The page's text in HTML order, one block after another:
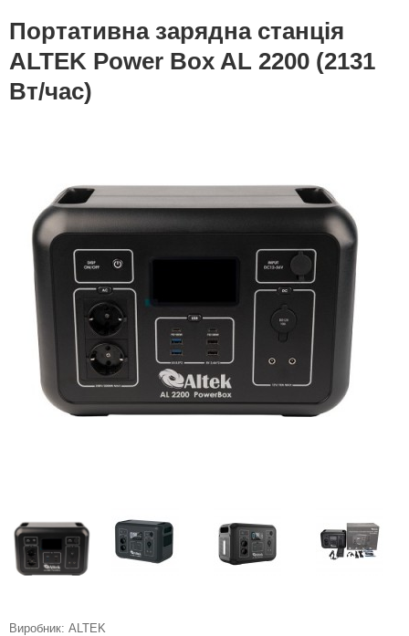
Портативна зарядна станція
ALTEK Power Box AL 2200 (2131
Вт/час)
Виробник: ALTEK